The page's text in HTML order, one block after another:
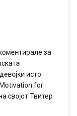
за
исто
Motivation for
својот Твитер